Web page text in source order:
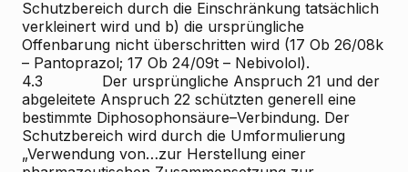
Schutzbereich durch die Einschränkung tatsächlich
verkleinert wird und b) die ursprüngliche
Offenbarung nicht überschritten wird (17 Ob 26/08k
– Pantoprazol; 17 Ob 24/09t – Nebivolol).
4.3 Der ursprüngliche Anspruch 21 und der
abgeleitete Anspruch 22 schützten generell eine
bestimmte Diphosophonsäure–Verbindung. Der
Schutzbereich wird durch die Umformulierung
„Verwendung von…zur Herstellung einer